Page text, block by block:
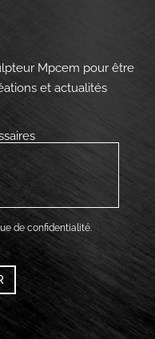
Mpcem pour être
et actualités
de confidentialité.